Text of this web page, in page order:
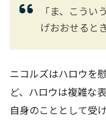
「ま、こう
げおおせると
ニコルズはハロウを
ど、ハロウは複雑な
自身のこととして受